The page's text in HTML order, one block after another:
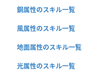
鋼属性のスキル一覧
風属性のスキル一覧
地面属性のスキル一覧
光属性のスキル一覧